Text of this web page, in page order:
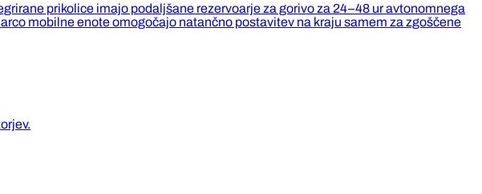
prikolice imajo podaljšane rezervoarje za gorivo za 24–48 ur avtonomnega
mobilne enote omogočajo natančno postavitev na kraju samem za zgoščene